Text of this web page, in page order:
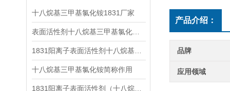
十八烷基三甲基氯化铵1831厂家
十八烷基三甲基氯化铵简称作用
产品介绍：
品牌
应用领域